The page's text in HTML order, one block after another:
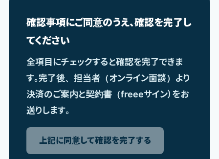
確認事項にご同意のうえ、確認を完了し
てください
全項目にチェックすると確認を完了できま
す。完了後、担当者（オンライン面談）より
決済のご案内と契約書（freeeサイン）をお
送りします。
上記に同意して確認を完了する